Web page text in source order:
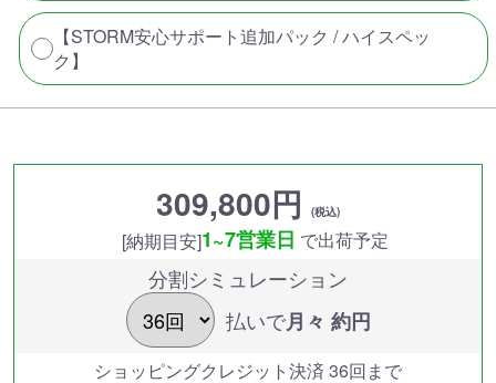
【STORM安心サポート追加パック / ハイスペッ
ク】
309,800円 (税込)
[納期目安]1~7営業日 で出荷予定
分割シミュレーション
払いで月々 約円
ショッピングクレジット決済 36回まで